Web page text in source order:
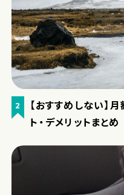
2
【おすすめしない】
ト・デメリットまとめ